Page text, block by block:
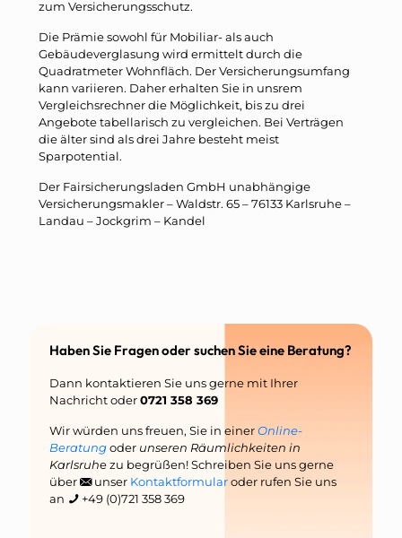
zum Versicherungsschutz.
Die Prämie sowohl für Mobiliar- als auch
Gebäudeverglasung wird ermittelt durch die
Quadratmeter Wohnfläch. Der Versicherungsumfang
kann variieren. Daher erhalten Sie in unsrem
Vergleichsrechner die Möglichkeit, bis zu drei
Angebote tabellarisch zu vergleichen. Bei Verträgen
die älter sind als drei Jahre besteht meist
Sparpotential.
Der Fairsicherungsladen GmbH unabhängige
Versicherungsmakler – Waldstr. 65 – 76133 Karlsruhe –
Landau – Jockgrim – Kandel
Haben Sie Fragen oder suchen Sie eine Beratung?
Dann kontaktieren Sie uns gerne mit Ihrer
Nachricht oder0721 358 369
Wir würden uns freuen, Sie in einerOnline-
Beratungoder unseren Räumlichkeiten in
Karlsruhe zu begrüßen! Schreiben Sie uns gerne
über
unser Kontaktformularoder rufen Sie uns
an
+49 (0)721 358 369